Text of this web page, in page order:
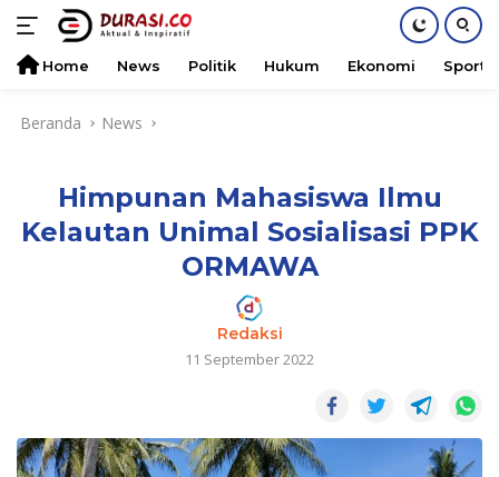
Home News Politik Hukum Ekonomi Sports
Beranda News
Himpunan Mahasiswa Ilmu
Kelautan Unimal Sosialisasi PPK
ORMAWA
Redaksi
11 September 2022